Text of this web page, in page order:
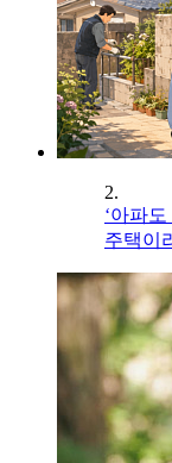
2.
‘아파
주택이